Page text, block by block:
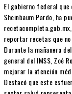
El gobierno federal que
Sheinbaum Pardo, ha
reportar recetas que
Durante la mañanera
general del IMSS, Zoé
mejorar la atención
Destacó que este